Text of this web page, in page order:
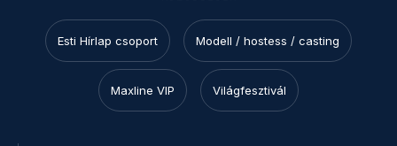
Esti Hírlap csoport Modell / hostess / casting
Maxline VIP Világfesztivál